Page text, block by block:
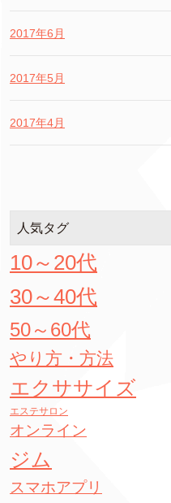
2017年6月
2017年5月
2017年4月
人気タグ
10～20代
30～40代
50～60代
やり方・方法
エクササイズ
エステサロン
オンライン
ジム
スマホアプリ